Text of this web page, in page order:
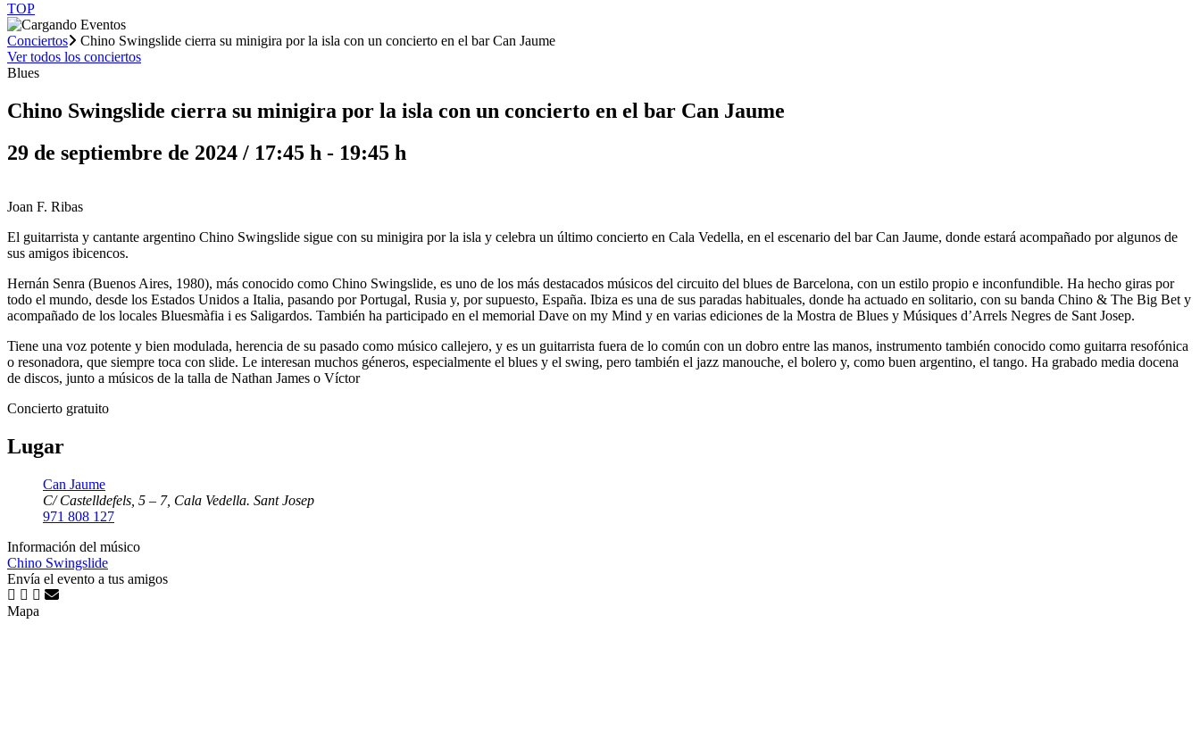
TOP
Conciertos
Chino Swingslide cierra su minigira por la isla con un concierto en el bar Can Jaume
Ver todos los conciertos
Blues
Chino Swingslide cierra su minigira por la isla con un concierto en el bar Can Jaume
29 de septiembre de 2024 / 17:45 h - 19:45 h
Joan F. Ribas
El guitarrista y cantante argentino Chino Swingslide sigue con su minigira por la isla y celebra un último concierto en Cala Vedella, en el escenario del bar Can Jaume, donde estará acompañado por algunos de
sus amigos ibicencos.
Hernán Senra (Buenos Aires, 1980), más conocido como Chino Swingslide, es uno de los más destacados músicos del circuito del blues de Barcelona, con un estilo propio e inconfundible. Ha hecho giras por
todo el mundo, desde los Estados Unidos a Italia, pasando por Portugal, Rusia y, por supuesto, España. Ibiza es una de sus paradas habituales, donde ha actuado en solitario, con su banda Chino & The Big Bet y
acompañado de los locales Bluesmàfia i es Saligardos. También ha participado en el memorial Dave on my Mind y en varias ediciones de la Mostra de Blues y Músiques d’Arrels Negres de Sant Josep.
Tiene una voz potente y bien modulada, herencia de su pasado como músico callejero, y es un guitarrista fuera de lo común con un dobro entre las manos, instrumento también conocido como guitarra resofónica
o resonadora, que siempre toca con slide. Le interesan muchos géneros, especialmente el blues y el swing, pero también el jazz manouche, el bolero y, como buen argentino, el tango. Ha grabado media docena
de discos, junto a músicos de la talla de Nathan James o Víctor
Concierto gratuito
Lugar
Can Jaume
C/ Castelldefels, 5 – 7, Cala Vedella. Sant Josep
971 808 127
Información del músico
Chino Swingslide
Envía el evento a tus amigos
Mapa